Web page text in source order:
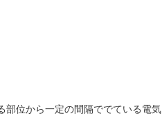
部位から一定の間隔ででている電気